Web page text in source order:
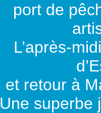
port de
L’après-
et retour à
Une superbe